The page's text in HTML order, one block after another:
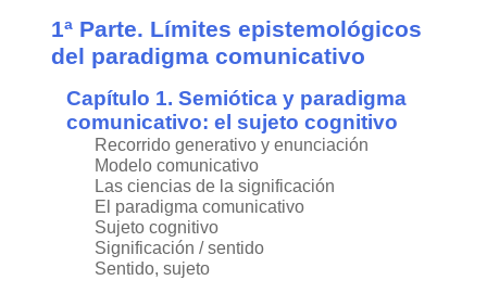
1ª Parte. Límites epistemológicos
del paradigma comunicativo
Capítulo 1. Semiótica y paradigma
comunicativo: el sujeto cognitivo
Recorrido generativo y enunciación
Modelo comunicativo
Las ciencias de la significación
El paradigma comunicativo
Sujeto cognitivo
Significación / sentido
Sentido, sujeto